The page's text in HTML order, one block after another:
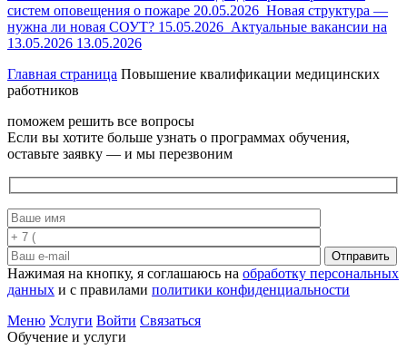
систем оповещения о пожаре 20.05.2026 Новая структура —
нужна ли новая СОУТ? 15.05.2026 Актуальные вакансии на
13.05.2026 13.05.2026
Главная страница Повышение квалификации медицинских
работников
поможем решить все вопросы
Если вы хотите больше узнать о программах обучения,
оставьте заявку — и мы перезвоним
Отправить
Нажимая на кнопку, я соглашаюсь на обработку персональных
данных и с правилами политики конфиденциальности
Меню Услуги Войти Связаться
Обучение и услуги